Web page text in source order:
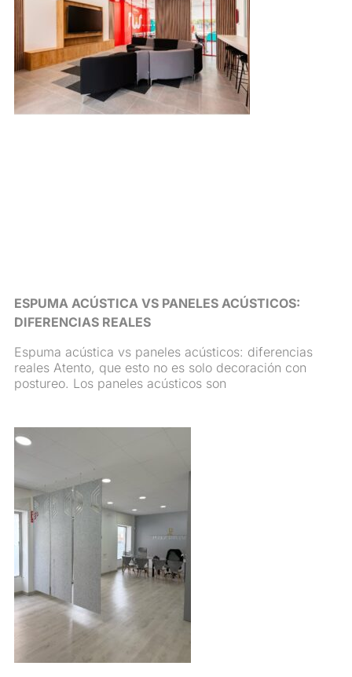
ESPUMA ACÚSTICA VS PANELES ACÚSTICOS:
DIFERENCIAS REALES
Espuma acústica vs paneles acústicos: diferencias
reales Atento, que esto no es solo decoración con
postureo. Los paneles acústicos son